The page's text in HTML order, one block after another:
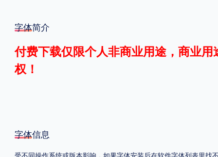
格式
.TTF
中国大陆
字体简介
付费下载仅限个人非商业用途，商业
权！
字体信息
受不同操作系统或版本影响，如果字体安装后在软件字体列表里